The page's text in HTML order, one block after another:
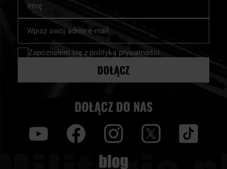
nasz
newsletter:
Zapoznałem się z polityką prywatności
DOŁĄCZ
DOŁĄCZ DO NAS
Blog